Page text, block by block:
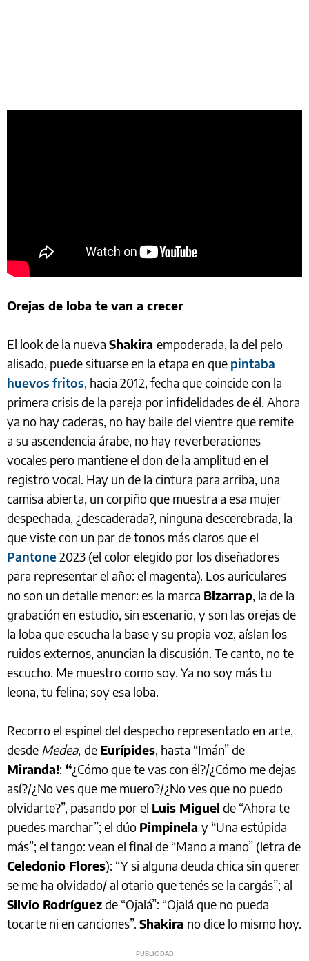
Orejas de loba te van a crecer
El look de la nueva Shakira empoderada, la del pelo
alisado, puede situarse en la etapa en que pintaba
huevos fritos, hacia 2012, fecha que coincide con la
primera crisis de la pareja por infidelidades de él. Ahora
ya no hay caderas, no hay baile del vientre que remite
a su ascendencia árabe, no hay reverberaciones
vocales pero mantiene el don de la amplitud en el
registro vocal. Hay un de la cintura para arriba, una
camisa abierta, un corpiño que muestra a esa mujer
despechada, ¿descaderada?, ninguna descerebrada, la
que viste con un par de tonos más claros que el
Pantone2023 (el color elegido por los diseñadores
para representar el año: el magenta). Los auriculares
no son un detalle menor: es la marca Bizarrap, la de la
grabación en estudio, sin escenario, y son las orejas de
la loba que escucha la base y su propia voz, aíslan los
ruidos externos, anuncian la discusión. Te canto, no te
escucho. Me muestro como soy. Ya no soy más tu
leona, tu felina; soy esa loba.
Recorro el espinel del despecho representado en arte,
desde Medea, de Eurípides, hasta “Imán” de
Miranda!: “¿Cómo que te vas con él?/¿Cómo me dejas
así?/¿No ves que me muero?/¿No ves que no puedo
olvidarte?”, pasando por el Luis Miguel de “Ahora te
puedes marchar”; el dúo Pimpinela y “Una estúpida
más”; el tango: vean el final de “Mano a mano” (letra de
Celedonio Flores): “Y si alguna deuda chica sin querer
se me ha olvidado/ al otario que tenés se la cargás”; al
Silvio Rodríguezde “Ojalá”: “Ojalá que no pueda
tocarte ni en canciones”. Shakira no dice lo mismo hoy.